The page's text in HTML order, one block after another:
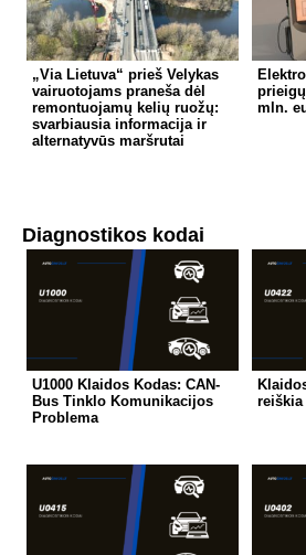
„Via Lietuva“ prieš Velykas
vairuotojams praneša dėl
remontuojamų kelių ruožų:
svarbiausia informacija ir
alternatyvūs maršrutai
mln.
Diagnostikos kodai
U1000 Klaidos Kodas: CAN-
Bus Tinklo Komunikacijos
Problema